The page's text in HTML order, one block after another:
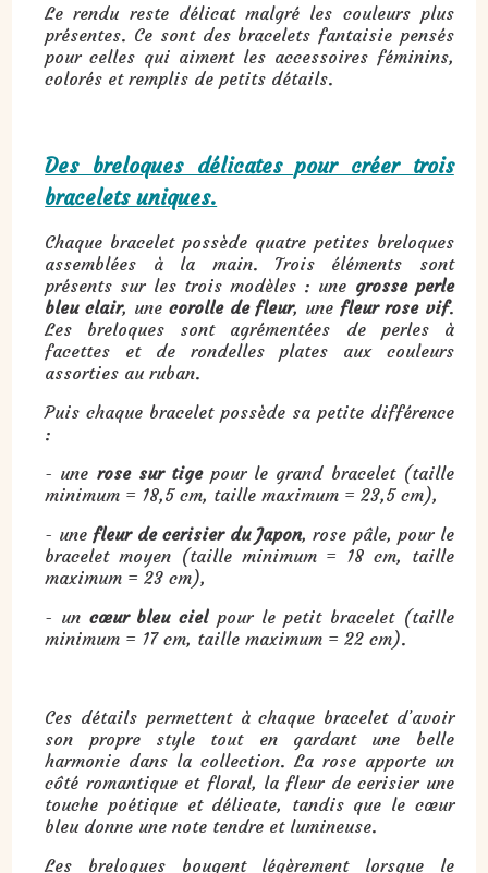
Le rendu reste délicat malgré les couleurs plus
présentes. Ce sont des bracelets fantaisie pensés
pour celles qui aiment les accessoires féminins,
colorés et remplis de petits détails.
Des breloques délicates pour créer trois
bracelets uniques.
Chaque bracelet possède quatre petites breloques
assemblées à la main. Trois éléments sont
présents sur les trois modèles : une grosse perle
bleu clair, une corolle de fleur, une fleur rose vif.
Les breloques sont agrémentées de perles à
facettes et de rondelles plates aux couleurs
assorties au ruban.
Puis chaque bracelet possède sa petite différence
:
- une rose sur tigepour le grand bracelet (taille
minimum = 18,5 cm, taille maximum = 23,5 cm),
- une fleur de cerisier du Japon, rose pâle, pour le
bracelet moyen (taille minimum = 18 cm, taille
maximum = 23 cm),
- un cœur bleu cielpour le petit bracelet (taille
minimum = 17 cm, taille maximum = 22 cm).
Ces détails permettent à chaque bracelet d’avoir
son propre style tout en gardant une belle
harmonie dans la collection. La rose apporte un
côté romantique et floral, la fleur de cerisier une
touche poétique et délicate, tandis que le cœur
bleu donne une note tendre et lumineuse.
Les breloques bougent légèrement lorsque le